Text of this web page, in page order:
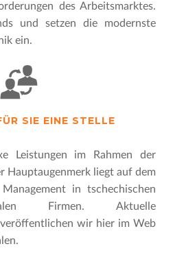
des Arbeitsmarktes.
und setzen die modernste
ein.
SIE EINE STELLE
Leistungen im Rahmen der
Hauptaugenmerk liegt auf dem
in tschechischen
Firmen. Aktuelle
wir hier im Web